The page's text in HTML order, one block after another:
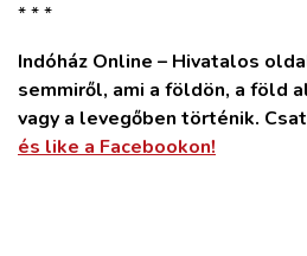
* * *
Indóház Online – Hivatalos
semmiről, ami a földön, a föld
vagy a levegőben történik.
és like a Facebookon!